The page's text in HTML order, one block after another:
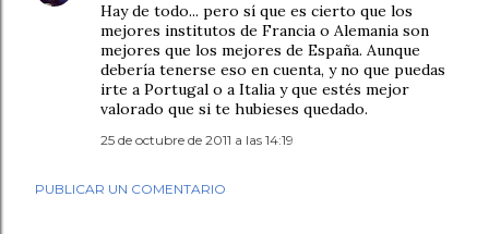
Hay de todo... pero sí que es cierto que los
mejores institutos de Francia o Alemania son
mejores que los mejores de España. Aunque
debería tenerse eso en cuenta, y no que puedas
irte a Portugal o a Italia y que estés mejor
valorado que si te hubieses quedado.
25 de octubre de 2011 a las 14:19
PUBLICAR UN COMENTARIO